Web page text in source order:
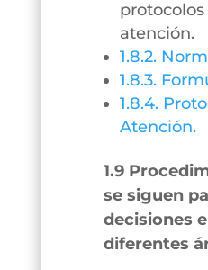
protocolos
atención.
1.8.2.
1.8.3.
1.8.4.
Atención.
1.9
se siguen
decisiones
diferentes